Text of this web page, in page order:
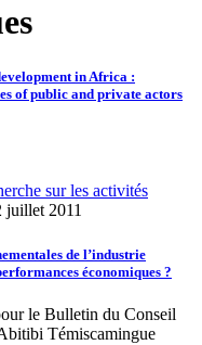
in Africa :
of public and private actors
sur les activités
juillet 2011
de l’industrie
économiques ?
le Bulletin du Conseil
Témiscamingue